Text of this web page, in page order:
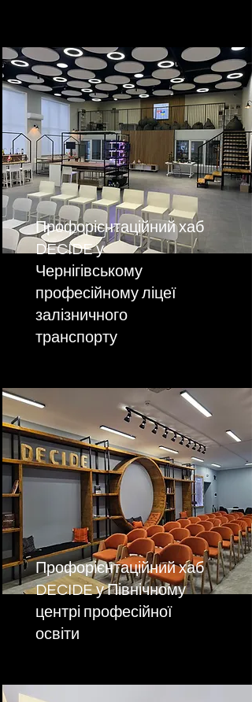
Профорієнтаційний хаб
DECIDE у
Чернігівському
професійному ліцеї
залізничного
транспорту
Профорієнтаційний хаб
DECIDE у Північному
центрі професійної
освіти